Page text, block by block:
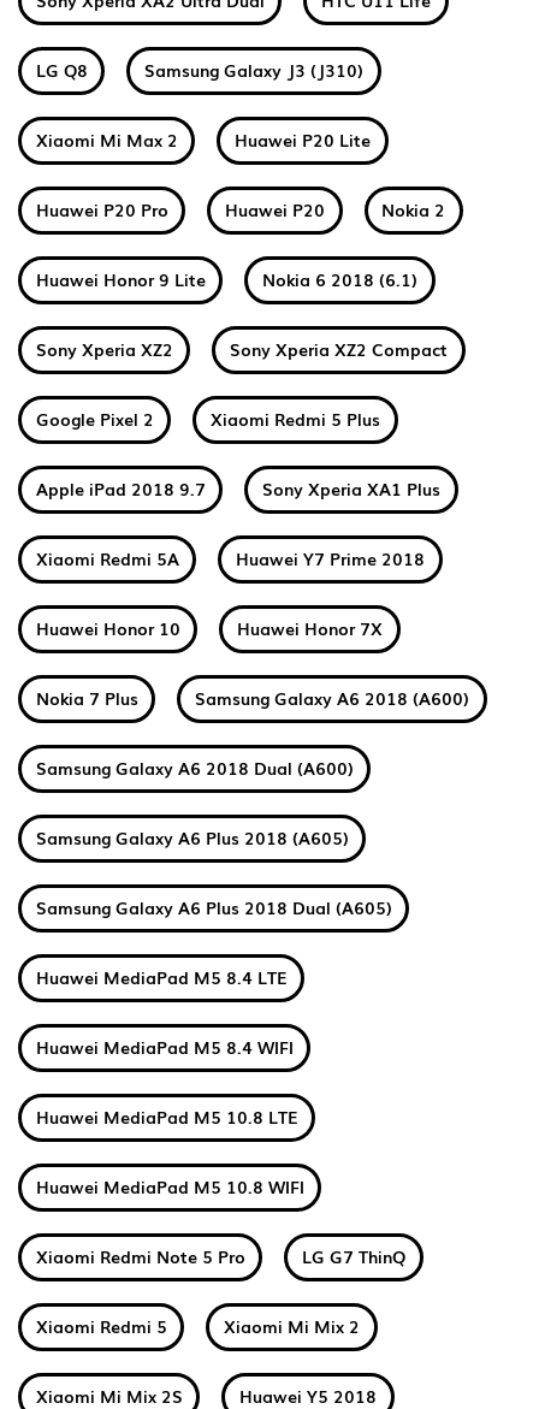
LG Q8 Samsung Galaxy J3 (J310)
Xiaomi Mi Max 2 Huawei P20 Lite
Huawei P20 Pro Huawei P20 Nokia 2
Huawei Honor 9 Lite Nokia 6 2018 (6.1)
Sony Xperia XZ2 Sony Xperia XZ2 Compact
Google Pixel 2 Xiaomi Redmi 5 Plus
Apple iPad 2018 9.7 Sony Xperia XA1 Plus
Xiaomi Redmi 5A Huawei Y7 Prime 2018
Huawei Honor 10 Huawei Honor 7X
Nokia 7 Plus Samsung Galaxy A6 2018 (A600)
Samsung Galaxy A6 2018 Dual (A600)
Samsung Galaxy A6 Plus 2018 (A605)
Samsung Galaxy A6 Plus 2018 Dual (A605)
Huawei MediaPad M5 8.4 LTE
Huawei MediaPad M5 8.4 WIFI
Huawei MediaPad M5 10.8 LTE
Huawei MediaPad M5 10.8 WIFI
Xiaomi Redmi Note 5 Pro LG G7 ThinQ
Xiaomi Redmi 5 Xiaomi Mi Mix 2
Xiaomi Mi Mix 2S Huawei Y5 2018